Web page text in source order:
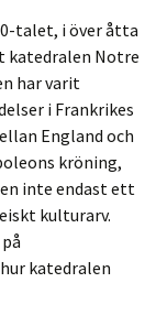
talet, i över åtta
katedralen Notre
har varit
i Frankrikes
England och
kröning,
inte endast ett
kulturarv.
katedralen